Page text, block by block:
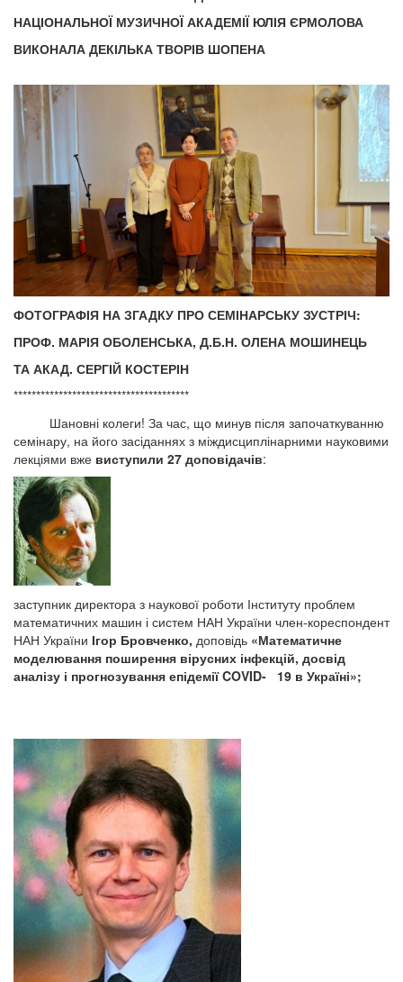
НАЦІОНАЛЬНОЇ МУЗИЧНОЇ АКАДЕМІЇ ЮЛІЯ ЄРМОЛОВА
ВИКОНАЛА ДЕКІЛЬКА ТВОРІВ ШОПЕНА
ФОТОГРАФІЯ НА ЗГАДКУ ПРО СЕМІНАРСЬКУ ЗУСТРІЧ:
ПРОФ. МАРІЯ ОБОЛЕНСЬКА, Д.Б.Н. ОЛЕНА МОШИНЕЦЬ
ТА АКАД. СЕРГІЙ КОСТЕРІН
***************************************
Шановні колеги! За час, що минув після започаткуванню
семінару, на його засіданнях з міждисциплінарними науковими
лекціями вже виступили 27 доповідачів:
заступник директора з наукової роботи Інституту проблем
математичних машин і систем НАН України член-кореспондент
НАН України Ігор Бровченко, доповідь «Математичне
моделювання поширення вірусних інфекцій, досвід
аналізу і прогнозування епідемії COVID- 19 в Україні»;